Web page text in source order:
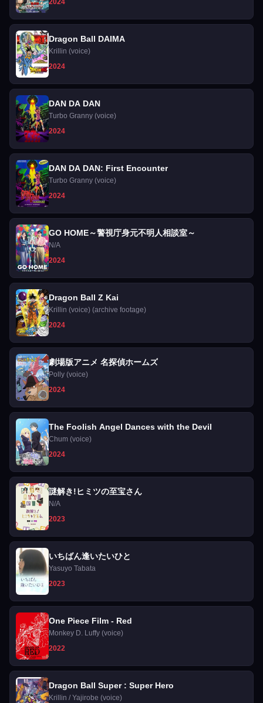
2024
Dragon Ball DAIMA
Krillin (voice)
2024
DAN DA DAN
Turbo Granny (voice)
2024
DAN DA DAN: First Encounter
Turbo Granny (voice)
2024
GO HOME～警視庁身元不明人相談室～
N/A
2024
Dragon Ball Z Kai
Krillin (voice) (archive footage)
2024
劇場版アニメ 名探偵ホームズ
Polly (voice)
2024
The Foolish Angel Dances with the Devil
Chum (voice)
2024
謎解き!ヒミツの至宝さん
N/A
2023
いちばん逢いたいひと
Yasuyo Tabata
2023
One Piece Film - Red
Monkey D. Luffy (voice)
2022
Dragon Ball Super : Super Hero
Krillin / Yajirobe (voice)